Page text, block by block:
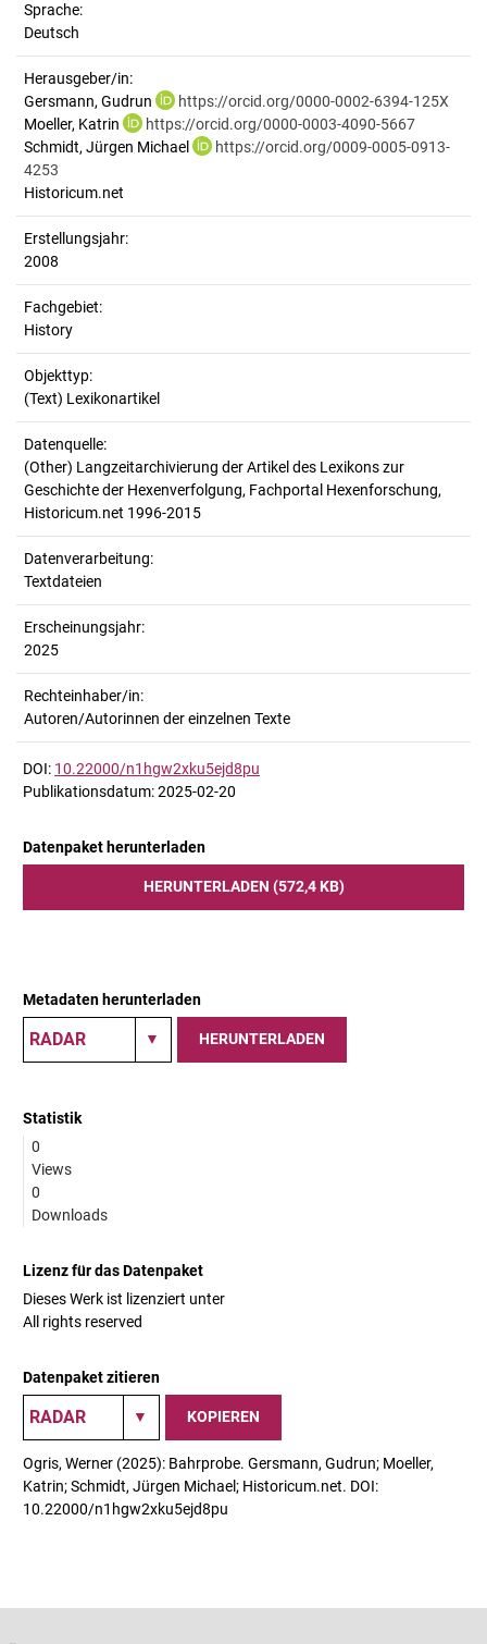
Sprache:
Deutsch
Herausgeber/in:
Gersmann, Gudrun
https://orcid.org/0000-0002-6394-125X
Moeller, Katrin
https://orcid.org/0000-0003-4090-5667
Schmidt, Jürgen Michael
https://orcid.org/0009-0005-0913-
4253
Historicum.net
Erstellungsjahr:
2008
Fachgebiet:
History
Objekttyp:
(Text) Lexikonartikel
Datenquelle:
(Other) Langzeitarchivierung der Artikel des Lexikons zur
Geschichte der Hexenverfolgung, Fachportal Hexenforschung,
Historicum.net 1996-2015
Datenverarbeitung:
Textdateien
Erscheinungsjahr:
2025
Rechteinhaber/in:
Autoren/Autorinnen der einzelnen Texte
DOI: 10.22000/n1hgw2xku5ejd8pu
Publikationsdatum: 2025-02-20
Datenpaket herunterladen
HERUNTERLADEN (572,4 KB)
Metadaten herunterladen
HERUNTERLADEN
Statistik
0
Views
0
Downloads
Lizenz für das Datenpaket
Dieses Werk ist lizenziert unter
All rights reserved
Datenpaket zitieren
KOPIEREN
Ogris, Werner (2025): Bahrprobe. Gersmann, Gudrun; Moeller,
Katrin; Schmidt, Jürgen Michael; Historicum.net. DOI:
10.22000/n1hgw2xku5ejd8pu